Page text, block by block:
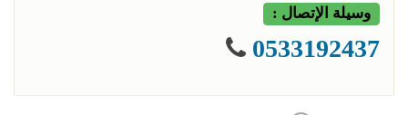
وسيلة الإتصال :
0533192437